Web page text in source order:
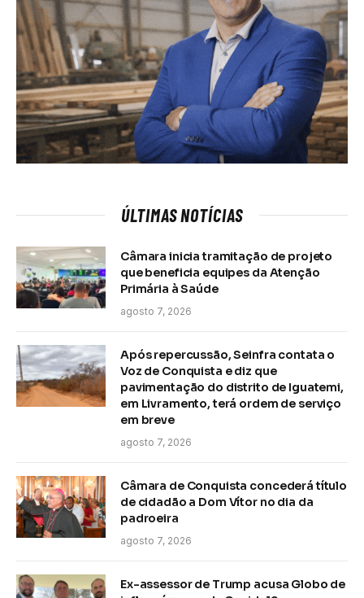
ÚLTIMAS NOTÍCIAS
Câmara inicia tramitação de projeto
que beneficia equipes da Atenção
Primária à Saúde
agosto 7, 2026
Após repercussão, Seinfra contata o
Voz de Conquista e diz que
pavimentação do distrito de Iguatemi,
em Livramento, terá ordem de serviço
em breve
agosto 7, 2026
Câmara de Conquista concederá título
de cidadão a Dom Vítor no dia da
padroeira
agosto 7, 2026
Ex-assessor de Trump acusa Globo de